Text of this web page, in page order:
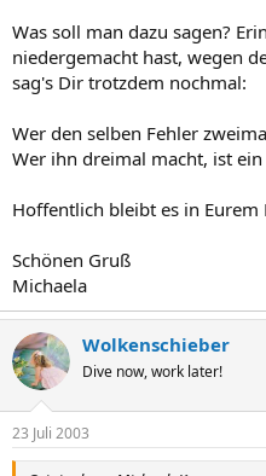
Was soll man dazu sagen?
niedergemacht hast, wegen
sag's Dir trotzdem nochmal:
Wer den selben Fehler
Wer ihn dreimal macht, ist
Hoffentlich bleibt es in Eurem
Schönen Gruß
Michaela
Wolkenschieber
Dive now, work later!
23 Juli 2003